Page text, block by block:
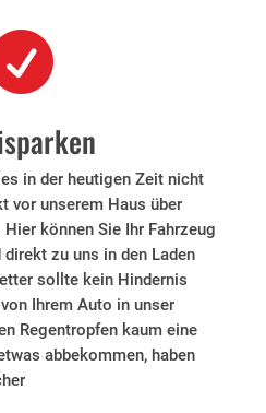
in der heutigen Zeit nicht
vor unserem Haus über
können Sie Ihr Fahrzeug
zu uns in den Laden
sollte kein Hindernis
Ihrem Auto in unser
Regentropfen kaum eine
abbekommen, haben